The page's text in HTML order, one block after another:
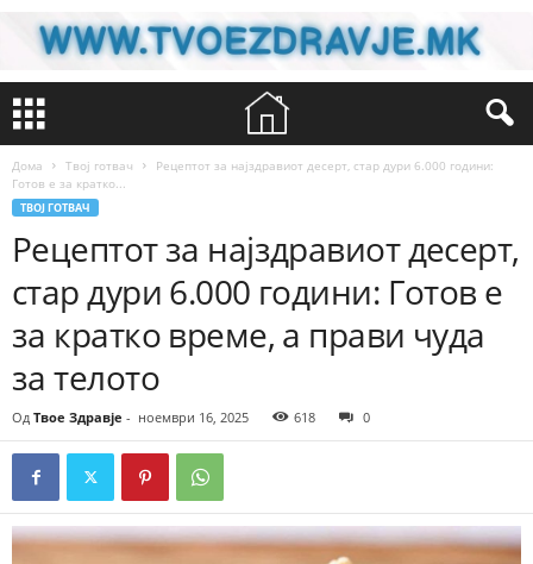
Дома Твој готвач
Рецептот за најздравиот десерт, стар дури 6.000 години:
Готов е за кратко...
ТВОЈ ГОТВАЧ
Рецептот за најздравиот десерт,
стар дури 6.000 години: Готов е
за кратко време, а прави чуда
за телото
Од Твое Здравје - ноември 16, 2025 618 0